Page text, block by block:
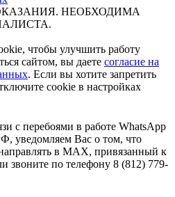
НЕОБХОДИМА
чтобы улучшить работу
сайтом, вы даете согласие на
. Если вы хотите запретить
cookie в настройках
с перебоями в работе WhatsApp
уведомляем Вас о том, что
в MAX, привязанный к
звоните по телефону 8 (812) 779-